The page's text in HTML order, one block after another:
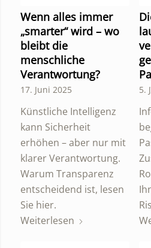
Wenn alles immer
„smarter“ wird – wo
bleibt die
menschliche
Verantwortung?
17. Juni 2025
Künstliche Intelligenz
kann Sicherheit
erhöhen – aber nur mit
klarer Verantwortung.
Warum Transparenz
entscheidend ist, lesen
Sie hier.
Weiterlesen
5.